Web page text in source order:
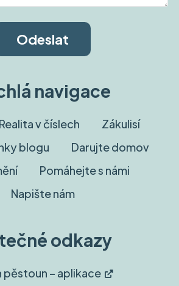
navigace
Realita v číslech
Zákulisí
blogu
Darujte domov
Pomáhejte s námi
Napište nám
odkazy
pěstoun – aplikace